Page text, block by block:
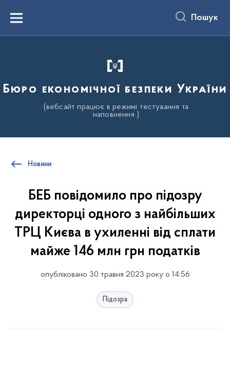
вмістуMenu Пошук
Бюро економічної безпеки України
(вебсайт працює в режимі тестування та
наповнення )
Новини
БЕБ повідомило про підозру
директорці одного з найбільших
ТРЦ Києва в ухиленні від сплати
майже 146 млн грн податків
опубліковано 30 травня 2023 року о 14:56
Підозра